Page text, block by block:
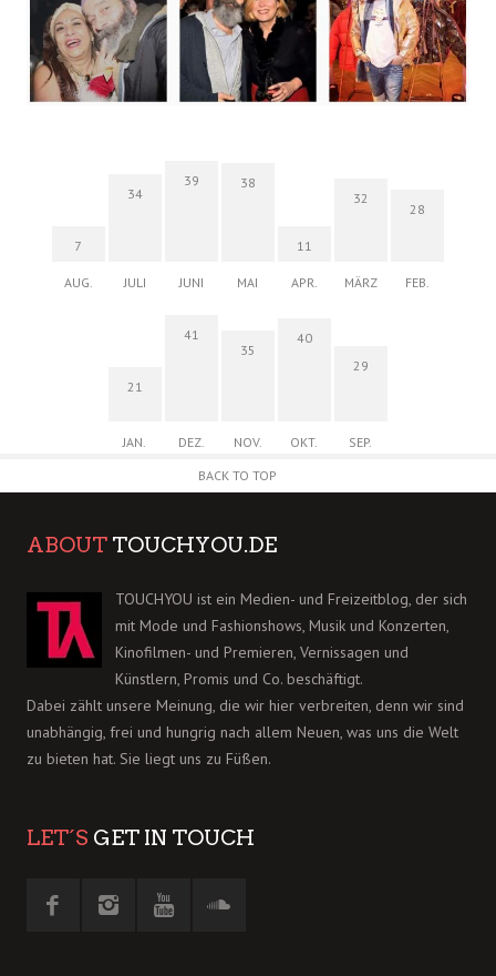
7
AUG.
34
JULI
39
JUNI
38
MAI
11
APR.
32
MÄRZ
28
FEB.
21
JAN.
41
DEZ.
35
NOV.
40
OKT.
29
SEP.
BACK TO TOP
ABOUT TOUCHYOU.DE
TOUCHYOU ist ein Medien- und Freizeitblog, der sich
mit Mode und Fashionshows, Musik und Konzerten,
Kinofilmen- und Premieren, Vernissagen und
Künstlern, Promis und Co. beschäftigt.
Dabei zählt unsere Meinung, die wir hier verbreiten, denn wir sind
unabhängig, frei und hungrig nach allem Neuen, was uns die Welt
zu bieten hat. Sie liegt uns zu Füßen.
LET´S GET IN TOUCH